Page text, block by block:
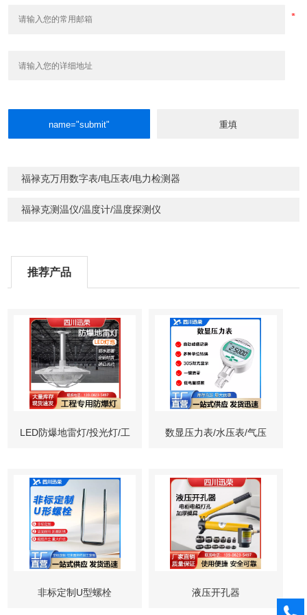
福禄克万用数字表/电压表/电力检测器
福禄克测温仪/温度计/温度探测仪
推荐产品
LED防爆地雷灯/投光灯/工 数显压力表/水压表/气压
非标定制U型螺栓 液压开孔器